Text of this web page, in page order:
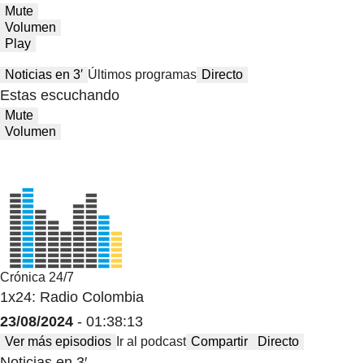
Mute
Volumen
Play
Noticias en 3′ Últimos programas Directo
Estas escuchando
Mute
Volumen
Crónica 24/7
1x24: Radio Colombia
23/08/2024 - 01:38:13
Ver más episodios Ir al podcast Compartir Directo